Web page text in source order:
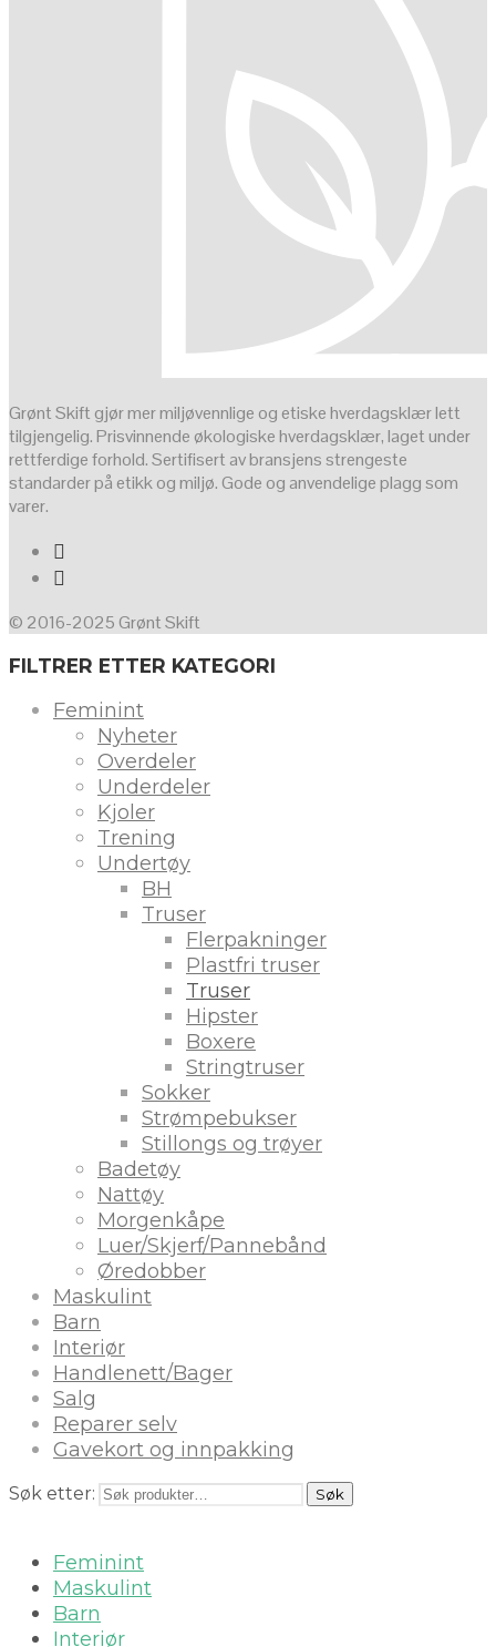
Grønt Skift gjør mer miljøvennlige og etiske hverdagsklær lett
tilgjengelig. Prisvinnende økologiske hverdagsklær, laget under
rettferdige forhold. Sertifisert av bransjens strengeste
standarder på etikk og miljø. Gode og anvendelige plagg som
varer.
© 2016-2025 Grønt Skift
FILTRER ETTER KATEGORI
Feminint
Nyheter
Overdeler
Underdeler
Kjoler
Trening
Undertøy
BH
Truser
Flerpakninger
Plastfri truser
Truser
Hipster
Boxere
Stringtruser
Sokker
Strømpebukser
Stillongs og trøyer
Badetøy
Nattøy
Morgenkåpe
Luer/Skjerf/Pannebånd
Øredobber
Maskulint
Barn
Interiør
Handlenett/Bager
Salg
Reparer selv
Gavekort og innpakking
Søk etter: Søk
Feminint
Maskulint
Barn
Interiør